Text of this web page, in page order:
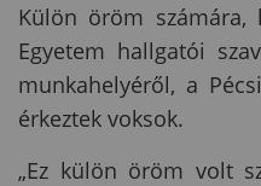
Külön öröm számára,
Egyetem hallgatói
munkahelyéről, a
érkeztek voksok.
„Ez külön öröm volt